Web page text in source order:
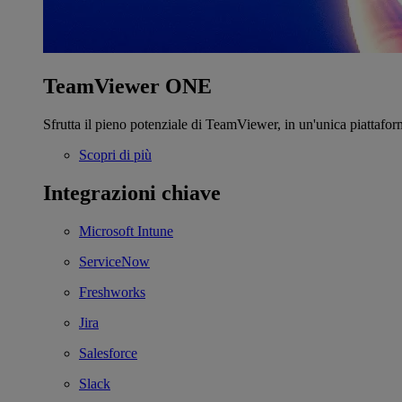
TeamViewer ONE
Sfrutta il pieno potenziale di TeamViewer, in un'unica
Scopri di più
Integrazioni chiave
Microsoft Intune
ServiceNow
Freshworks
Jira
Salesforce
Slack